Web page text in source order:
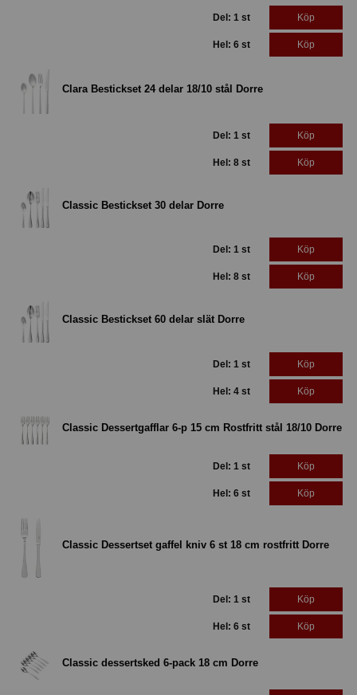
Del: 1 st Köp
Hel: 6 st Köp
Clara Bestickset 24 delar 18/10 stål Dorre
Del: 1 st Köp
Hel: 8 st Köp
Classic Bestickset 30 delar Dorre
Del: 1 st Köp
Hel: 8 st Köp
Classic Bestickset 60 delar slät Dorre
Del: 1 st Köp
Hel: 4 st Köp
Classic Dessertgafflar 6-p 15 cm Rostfritt stål 18/10 Dorre
Del: 1 st Köp
Hel: 6 st Köp
Classic Dessertset gaffel kniv 6 st 18 cm rostfritt Dorre
Del: 1 st Köp
Hel: 6 st Köp
Classic dessertsked 6-pack 18 cm Dorre